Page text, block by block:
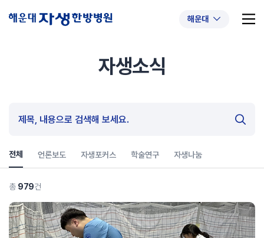
해운대
자생소식
전체 언론보도 자생포커스 학술연구 자생나눔
총 979건